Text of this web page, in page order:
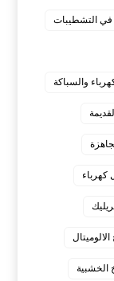
في التشطيبات
والسباكة
كهرباء
الخشبية